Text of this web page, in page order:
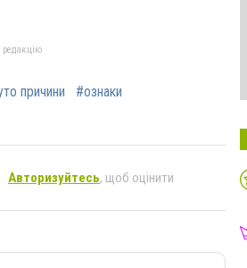
редакцію
причини
#ознаки
Авторизуйтесь, щоб оцінити